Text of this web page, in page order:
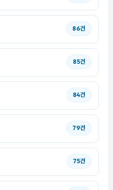
86건
85건
84건
79건
75건